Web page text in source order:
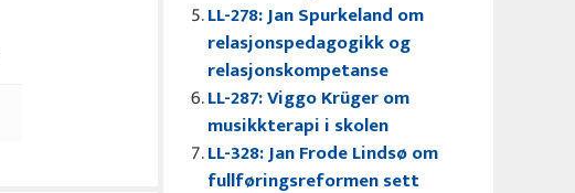
LL-278: Jan Spurkeland om
relasjonspedagogikk og
relasjonskompetanse
LL-287: Viggo Krüger om
musikkterapi i skolen
LL-328: Jan Frode Lindsø om
fullføringsreformen sett